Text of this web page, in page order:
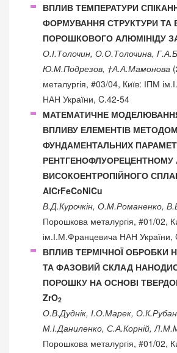
ВПЛИВ ТЕМПЕРАТУРИ
ФОРМУВАННЯ СТРУКТУРИ ТА
ПОРОШКОВОГО АЛЮМІНІДУ
О.І.Толочин, О.О.Толочина,
Ю.М.Подрезов, †А.А.Мамонова
металургія, #03/04, Київ: ІПМ
НАН України, C.42-54
МАТЕМАТИЧНЕ
ВПЛИВУ ЕЛЕМЕНТІВ МЕТОДОМ
ФУНДАМЕНТАЛЬНИХ
РЕНТГЕНОФЛУОРЕЦЕНТНОМУ
ВИСОКОЕНТРОПІЙНОГО
AlCrFeCoNiCu
В.Д.Курочкін, О.М.Романенко,
Порошкова металургія, #01/02,
ім.І.М.Францевича НАН України,
ВПЛИВ ТЕРМІЧНОЇ ОБРОБКИ
ТА ФАЗОВИЙ СКЛАД
ПОРОШКУ НА ОСНОВІ
ZrO2
О.В.Дуднік, І.О.Марек,
М.І.Даниленко, С.А.Корній,
Порошкова металургія, #01/02,